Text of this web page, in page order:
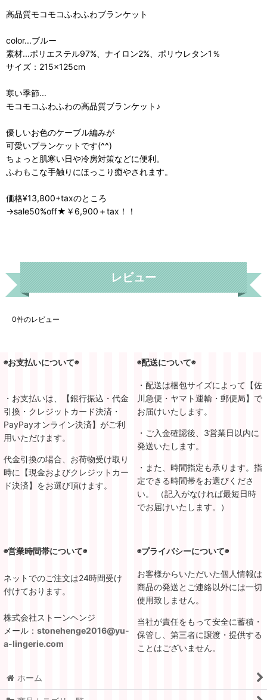
高品質モコモコふわふわブランケット
color...ブルー
素材...ポリエステル97%、ナイロン2%、ポリウレタン1％
サイズ：215×125cm
寒い季節...
モコモコふわふわの高品質ブランケット♪
優しいお色のケーブル編みが
可愛いブランケットです(^^)
ちょっと肌寒い日や冷房対策などに便利。
ふわもこな手触りにほっこり癒やされます。
価格¥13,800+taxのところ
→sale50%off★￥6,900＋tax！！
レビュー
0件のレビュー
◉お支払いについて◉ ◉配送について◉
・お支払いは、【銀行振込・代金
引換・クレジットカード決済・
PayPayオンライン決済】がご利
用いただけます。
代金引換の場合、お荷物受け取り
時に【現金およびクレジットカー
ド決済】をお選び頂けます。
・配送は梱包サイズによって【佐
川急便・ヤマト運輸・郵便局】で
お届けいたします。
・ご入金確認後、3営業日以内に
発送いたします。
・また、時間指定も承ります。指
定できる時間帯をお選びくださ
い。 （記入がなければ最短日時
でお届けいたします。）
◉営業時間帯について◉ ◉プライバシーについて◉
ネットでのご注文は24時間受け
付けております。
株式会社ストーンヘンジ
メール： stonehenge2016@yu-
a-lingerie.com
お客様からいただいた個人情報は
商品の発送とご連絡以外には一切
使用致しません。
当社が責任をもって安全に蓄積・
保管し、第三者に譲渡・提供する
ことはございません。
ホーム